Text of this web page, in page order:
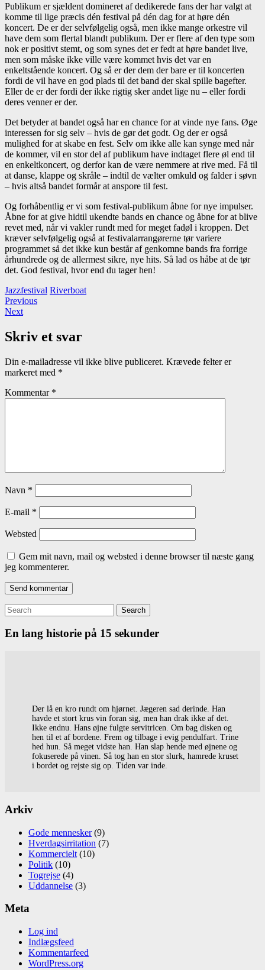
Publikum er sjældent domineret af dedikerede fans der har valgt at
komme til lige præcis dén festival på dén dag for at høre dén
koncert. De er der selvfølgelig også, men ikke mange orkestre vil
have dem som flertal blandt publikum. Der er flere af den type som
nok er positivt stemt, og som synes det er fedt at høre bandet live,
men som måske ikke ville være kommet hvis det var en
enkeltstående koncert. Og så er der dem der bare er til koncerten
fordi de vil have en god plads til det band der skal spille bagefter.
Eller de er der fordi der ikke rigtig sker andet lige nu – eller fordi
deres venner er der.
Det betyder at bandet også har en chance for at vinde nye fans. Øge
interessen for sig selv – hvis de gør det godt. Og der er også
mulighed for at skabe en fest. Selv om ikke alle kan synge med når
de kommer, vil en stor del af publikum have indtaget flere øl end til
en enkeltkoncert, og derfor kan de være nemmere at rive med. Få til
at danse, klappe og skråle – indtil de vælter omkuld og falder i søvn
– hvis altså bandet formår at anspore til fest.
Og forhåbentlig er vi som festival-publikum åbne for nye impulser.
Åbne for at give hidtil ukendte bands en chance og åbne for at blive
revet med, når vi vakler rundt med for meget fadøl i kroppen. Det
kræver selvfølgelig også at festivalarrangørerne tør variere
programmet så det ikke kun består af genkomne bands fra forrige
århundrede og de allermest sikre, nye hits. Så lad os håbe at de tør
det. God festival, hvor end du tager hen!
Jazzfestival Riverboat
Indlægsnavigation
PreviousPrevious
NextNext
Skriv et svar
Din e-mailadresse vil ikke blive publiceret. Krævede felter er
markeret med *
Kommentar *
Navn *
E-mail *
Websted
Gem mit navn, mail og websted i denne browser til næste gang
jeg kommenterer.
Search
for:
En lang historie på 15 sekunder
Der lå en kro rundt om hjørnet. Jægeren sad derinde. Han
havde et stort krus vin foran sig, men han drak ikke af det.
Ikke endnu. Hans øjne fulgte servitricen. Om bag disken og
hen til et af bordene. Frem og tilbage i evig pendulfart. Trine
hed hun. Så meget vidste han. Han slap hende med øjnene og
fokuserede på vinen. Så tog han en stor slurk, hamrede kruset
i bordet og rejste sig op. Tiden var inde.
Arkiv
Gode mennesker(9)
Hverdagsirritation (7)
Kommercielt (10)
Politik (10)
Togrejse (4)
Uddannelse (3)
Meta
Log ind
Indlægsfeed
Kommentarfeed
WordPress.org